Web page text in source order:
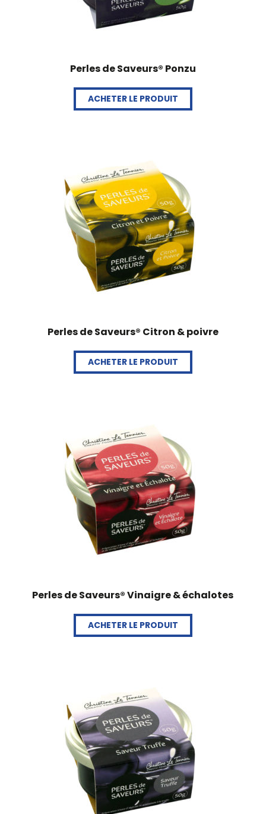
Perles de Saveurs® Ponzu
ACHETER LE PRODUIT
Perles de Saveurs® Citron & poivre
ACHETER LE PRODUIT
Perles de Saveurs® Vinaigre & échalotes
ACHETER LE PRODUIT